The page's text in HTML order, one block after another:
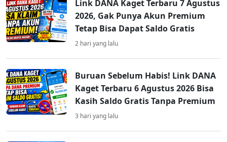
Link DANA Kaget Terbaru 7 Agustus
2026, Gak Punya Akun Premium
Tetap Bisa Dapat Saldo Gratis
2 hari yang lalu
Buruan Sebelum Habis! Link DANA
Kaget Terbaru 6 Agustus 2026 Bisa
Kasih Saldo Gratis Tanpa Premium
3 hari yang lalu